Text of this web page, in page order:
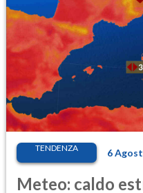
TENDENZA 6
Meteo: caldo